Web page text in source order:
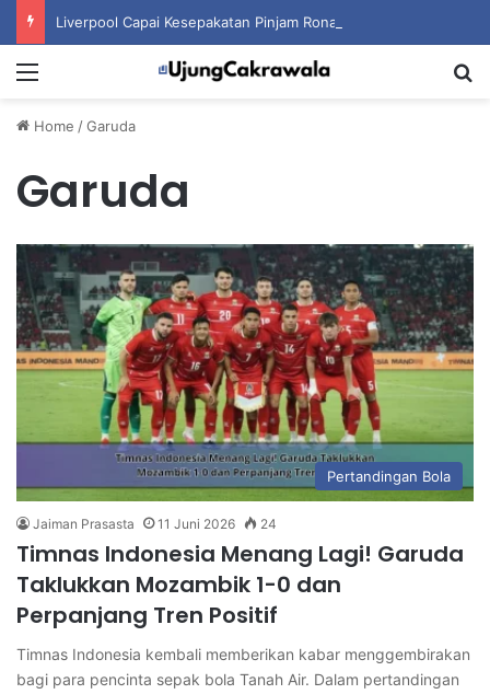
Home /Garuda
Garuda
Pertandingan Bola
Jaiman Prasasta 11 Juni 2026 24
Timnas Indonesia Menang Lagi! Garuda
Taklukkan Mozambik 1-0 dan
Perpanjang Tren Positif
Timnas Indonesia kembali memberikan kabar menggembirakan
bagi para pencinta sepak bola Tanah Air. Dalam pertandingan